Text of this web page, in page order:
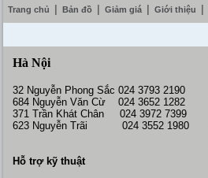
Trang chủ Bản đồ Giảm giá Giới thiệu
Hà Nội
32 Nguyễn Phong Sắc 024 3793 2190
684 Nguyễn Văn Cừ 024 3652 1282
371 Trần Khát Chân 024 3972 7399
623 Nguyễn Trãi 024 3552 1980
Hỗ trợ kỹ thuật